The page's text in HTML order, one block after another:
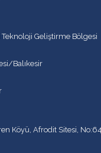
Teknoloji Geliştirme Bölgesi
Balıkesir
Köyü, Afrodit Sitesi, No:64,